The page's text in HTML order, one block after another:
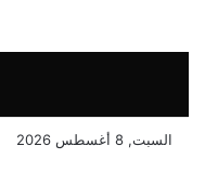
السبت, 8 أغسطس 2026